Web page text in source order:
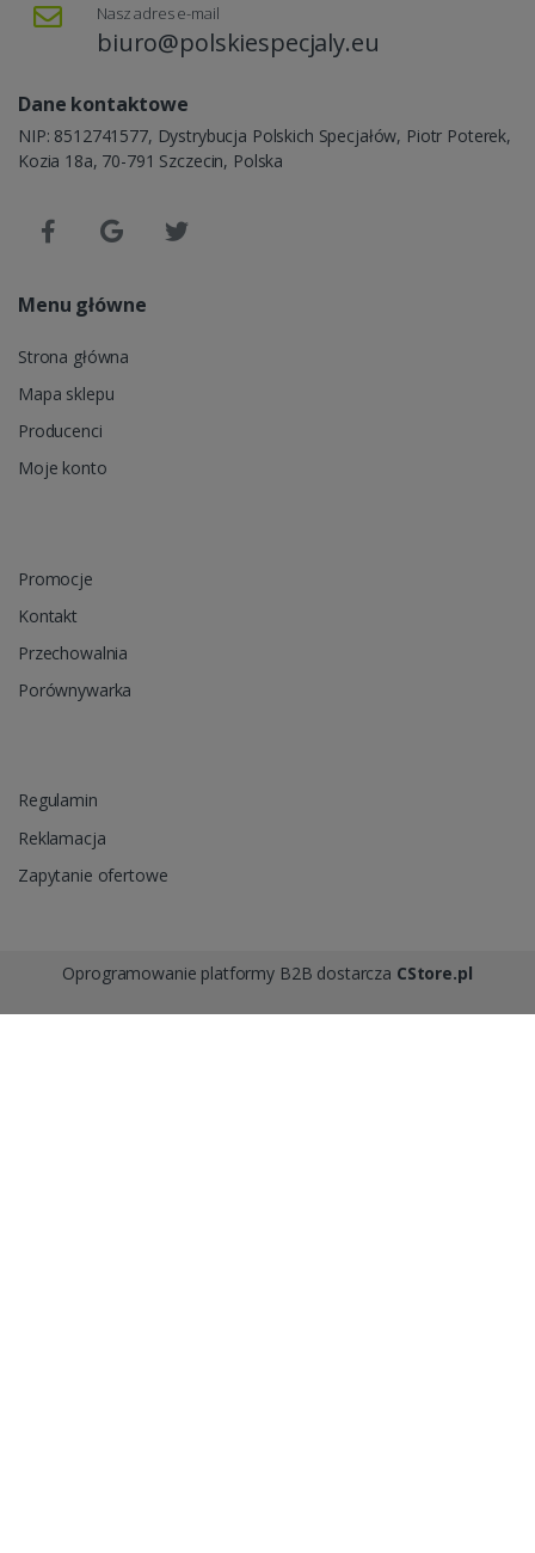
Nasz adres e-mail
biuro@polskiespecjaly.eu
Dane kontaktowe
NIP: 8512741577, Dystrybucja Polskich Specjałów, Piotr Poterek,
Kozia 18a, 70-791 Szczecin, Polska
Menu główne
Strona główna
Mapa sklepu
Producenci
Moje konto
Promocje
Kontakt
Przechowalnia
Porównywarka
Regulamin
Reklamacja
Zapytanie ofertowe
Oprogramowanie platformy B2B dostarcza CStore.pl